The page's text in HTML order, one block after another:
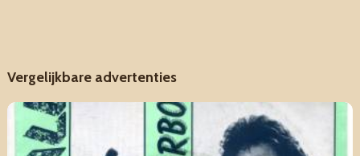
Vergelijkbare advertenties